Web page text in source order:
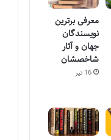
معرفی برترین
نویسندگان
جهان و آثار
شاخصشان
16 تیر